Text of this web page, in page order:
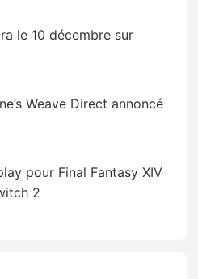
le 10 décembre sur
Weave Direct annoncé
pour Final Fantasy XIV
2